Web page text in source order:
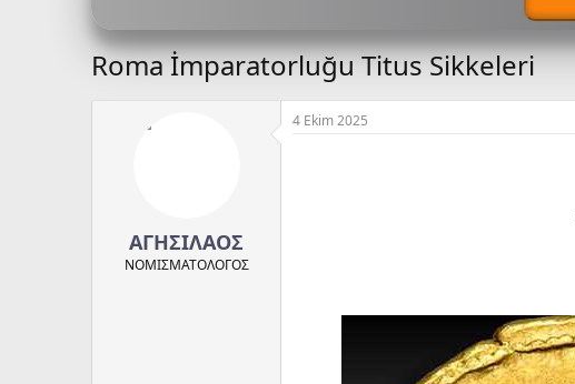
Roma İmparatorluğu Titus Sikkeleri
ΑΓΗΣΙΛΑΟΣ
ΝΟΜΙΣΜΑΤΟΛOΓΟΣ
4 Ekim 2025